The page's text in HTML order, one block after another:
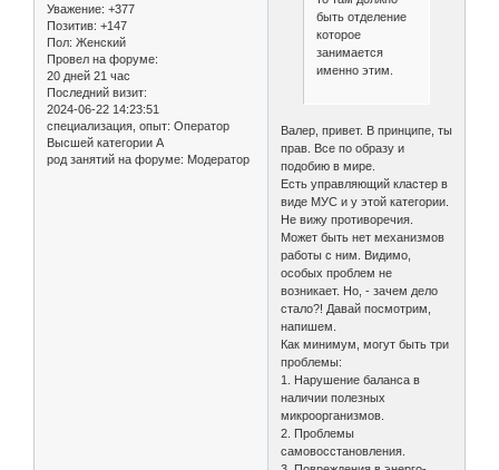
Уважение: +377
Позитив: +147
Пол: Женский
Провел на форуме:
20 дней 21 час
Последний визит:
2024-06-22 14:23:51
специализация, опыт: Оператор
Высшей категории А
род занятий на форуме: Модератор
быть отделение
которое
занимается
именно этим.
Валер, привет. В принципе, ты
прав. Все по образу и
подобию в мире.
Есть управляющий кластер в
виде МУС и у этой категории.
Не вижу противоречия.
Может быть нет механизмов
работы с ним. Видимо,
особых проблем не
возникает. Но, - зачем дело
стало?! Давай посмотрим,
напишем.
Как минимум, могут быть три
проблемы:
1. Нарушение баланса в
наличии полезных
микроорганизмов.
2. Проблемы
самовосстановления.